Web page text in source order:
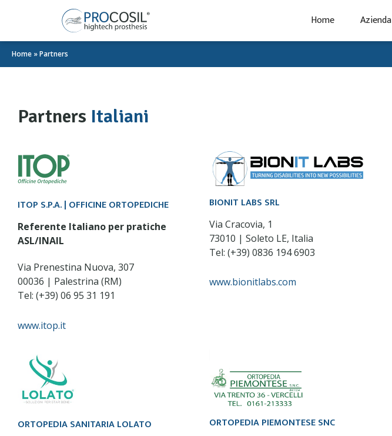
Home Azienda
Home »Partners
Partners Italiani
ITOP S.P.A. | OFFICINE ORTOPEDICHE
Referente Italiano per pratiche
ASL/INAIL
Via Prenestina Nuova, 307
00036 | Palestrina (RM)
Tel: (+39) 06 95 31 191
www.itop.it
BIONIT LABS SRL
Via Cracovia, 1
73010 | Soleto LE, Italia
Tel: (+39) 0836 194 6903
www.bionitlabs.com
ORTOPEDIA SANITARIA LOLATO ORTOPEDIA PIEMONTESE SNC